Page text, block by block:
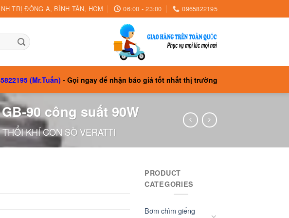
TRỊ ĐÔNG A, BÌNH TÂN, HCM 06:00 - 23:00 0965822195
(Mr.Tuấn) - Gọi ngay để nhận báo giá tốt nhất thị trường
90 công suất 90W
THỔI KHÍ CON SÒ VERATTI
PRODUCT
CATEGORIES
Bơm chìm giếng